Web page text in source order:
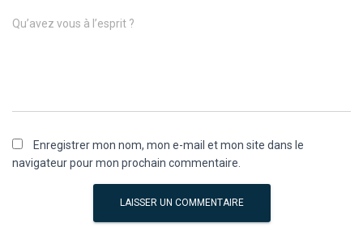
Qu’avez vous à l’esprit ?
Enregistrer mon nom, mon e-mail et mon site dans le
navigateur pour mon prochain commentaire.